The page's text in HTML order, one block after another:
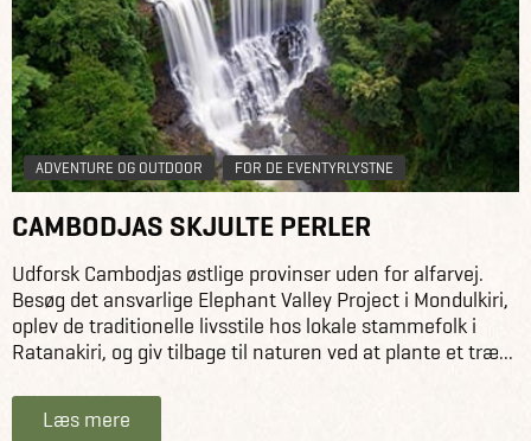
ADVENTURE OG OUTDOOR FOR DE EVENTYRLYSTNE
CAMBODJAS SKJULTE PERLER
Udforsk Cambodjas østlige provinser uden for alfarvej.
Besøg det ansvarlige Elephant Valley Project i Mondulkiri,
oplev de traditionelle livsstile hos lokale stammefolk i
Ratanakiri, og giv tilbage til naturen ved at plante et træ...
Læs mere